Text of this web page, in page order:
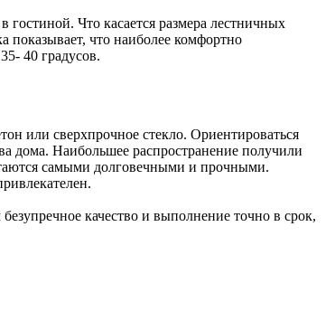
Что касается размера лестничных
что наиболее комфортно
40 градусов.
или сверхпрочное стекло. Ориентироваться
дома. Наибольшее распространение получили
самыми долговечными и прочными.
качество и выполнение точно в срок,